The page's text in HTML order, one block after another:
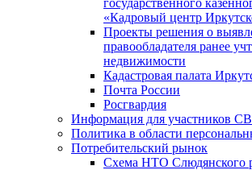
государственного
«Кадровый центр
Проекты решения о
правообладателя ранее
недвижимости
Кадастровая палата
Почта России
Росгвардия
Информация для участников
Политика в области
Потребительский рынок
Схема НТО Слюдянского